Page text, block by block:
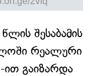
შესაბამის
რეალური
გაიზარდა